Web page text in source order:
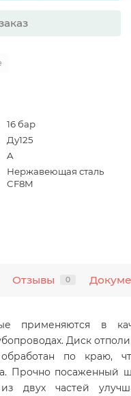
16 бар
Ду125
A
Нержавеющая сталь
CF8M
Отзывы 0
применяются в
Диск
по краю,
Прочно посаженный
двух частей